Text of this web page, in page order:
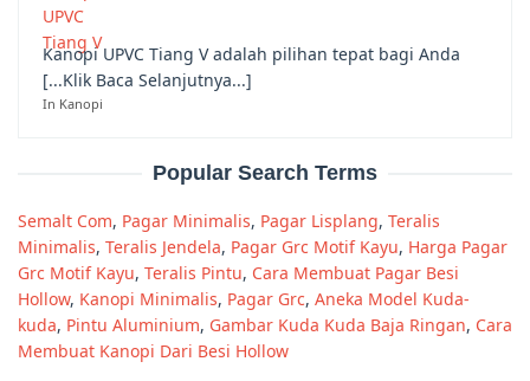
Kanopi UPVC Tiang V adalah pilihan tepat bagi Anda
[...Klik Baca Selanjutnya...]
In Kanopi
Popular Search Terms
Semalt Com, Pagar Minimalis, Pagar Lisplang, Teralis
Minimalis, Teralis Jendela, Pagar Grc Motif Kayu, Harga Pagar
Grc Motif Kayu, Teralis Pintu, Cara Membuat Pagar Besi
Hollow, Kanopi Minimalis, Pagar Grc, Aneka Model Kuda-
kuda, Pintu Aluminium, Gambar Kuda Kuda Baja Ringan, Cara
Membuat Kanopi Dari Besi Hollow